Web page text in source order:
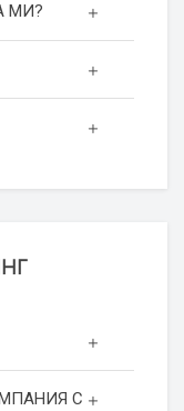
МИ?
С